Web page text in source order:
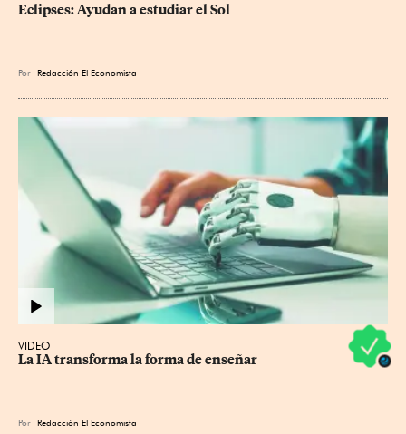
Eclipses: Ayudan a estudiar el Sol
Por Redacción El Economista
VIDEO
La IA transforma la forma de enseñar
Por Redacción El Economista